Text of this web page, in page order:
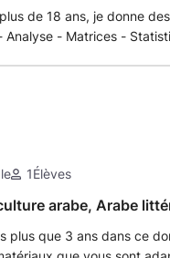
de 18 ans, je donne
Analyse - Matrices -
préparatoires
virtuelle. Préparation,
garantie dans quelques
1Élèves
Apprendre la
plus que 3 ans dans ce